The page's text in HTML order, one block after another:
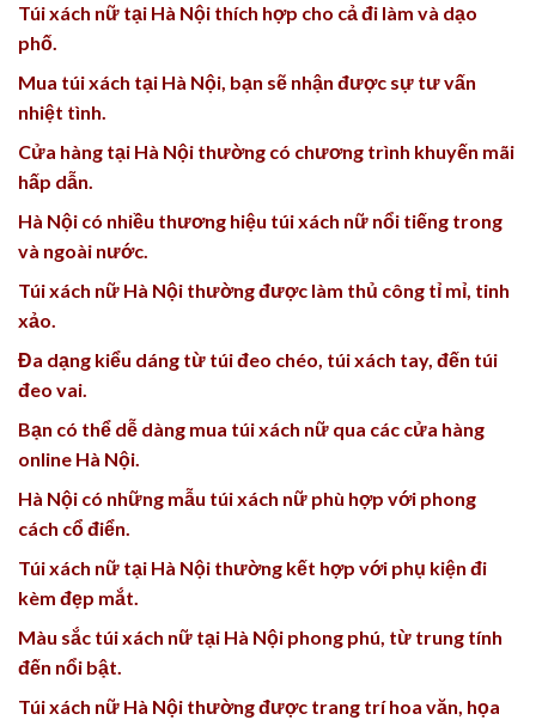
Túi xách nữ tại Hà Nội thích hợp cho cả đi làm và dạo
phố.
Mua túi xách tại Hà Nội, bạn sẽ nhận được sự tư vấn
nhiệt tình.
Cửa hàng tại Hà Nội thường có chương trình khuyến mãi
hấp dẫn.
Hà Nội có nhiều thương hiệu túi xách nữ nổi tiếng trong
và ngoài nước.
Túi xách nữ Hà Nội thường được làm thủ công tỉ mỉ, tinh
xảo.
Đa dạng kiểu dáng từ túi đeo chéo, túi xách tay, đến túi
đeo vai.
Bạn có thể dễ dàng mua túi xách nữ qua các cửa hàng
online Hà Nội.
Hà Nội có những mẫu túi xách nữ phù hợp với phong
cách cổ điển.
Túi xách nữ tại Hà Nội thường kết hợp với phụ kiện đi
kèm đẹp mắt.
Màu sắc túi xách nữ tại Hà Nội phong phú, từ trung tính
đến nổi bật.
Túi xách nữ Hà Nội thường được trang trí hoa văn, họa